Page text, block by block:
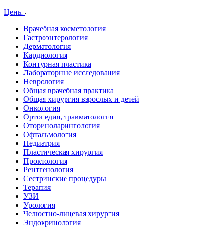
Цены
Врачебная косметология
Гастроэнтерология
Дерматология
Кардиология
Контурная пластика
Лабораторные исследования
Неврология
Общая врачебная практика
Общая хирургия взрослых и детей
Онкология
Ортопедия, травматология
Оториноларингология
Офтальмология
Педиатрия
Пластическая хирургия
Проктология
Рентгенология
Сестринские процедуры
Терапия
УЗИ
Урология
Челюстно-лицевая хирургия
Эндокринология